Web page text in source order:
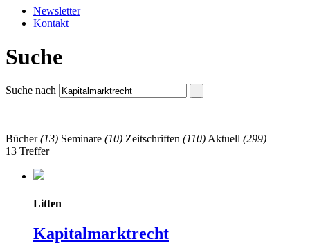
Newsletter
Kontakt
Suche
Suche nach
Bücher(13) Seminare (10) Zeitschriften (110)Aktuell (299)
13 Treffer
Litten
Kapitalmarktrecht